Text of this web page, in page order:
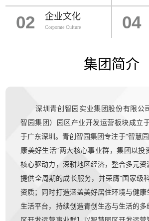
02 企业文化
Corporate Culture 04
集团简介
深圳青创智园实业集团股份有限公
智园集团）园区产业开发运营板块成立
于广东深圳。青创智园集团专注于“智慧
康美好生活”两大核心事业群，集团以投
核心驱动力，深耕地区经济，整合多元
提供全周期的成长服务，并荣膺“国家级
资质；同时打造涵盖美好居住环境与健
生活平台，持续创造青创生态与生活的